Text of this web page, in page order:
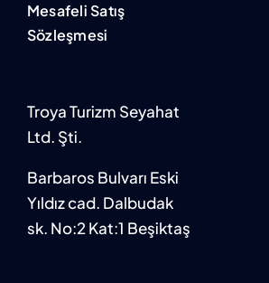
Mesafeli Satış
Sözleşmesi
Troya Turizm Seyahat
Ltd. Şti.
Barbaros Bulvarı Eski
Yıldız cad. Dalbudak
sk. No:2 Kat:1 Beşiktaş